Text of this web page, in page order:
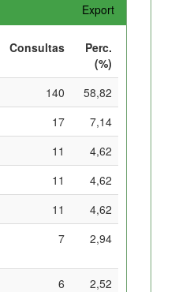
Export
Consultas
Perc.
(%)
140
58,82
17
7,14
11
4,62
11
4,62
11
4,62
7 2,94
6
2,52